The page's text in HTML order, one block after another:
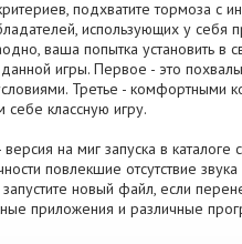
подхватите тормоза с
использующих у себя
ваша попытка установить в
игры. Первое - это
Третье - комфортными
классную игру.
на миг запуска в
повлекшие отсутствие звука
новый файл, если
приложения и различные